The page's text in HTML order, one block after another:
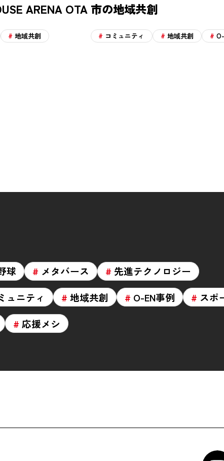
ARENA OTA
地域共創
市の地域共創
コミュニティ 地域共創
球 メタバース
先進テクノロジー
ュニティ 地域共創 O-EN事例
スポ
応援メシ